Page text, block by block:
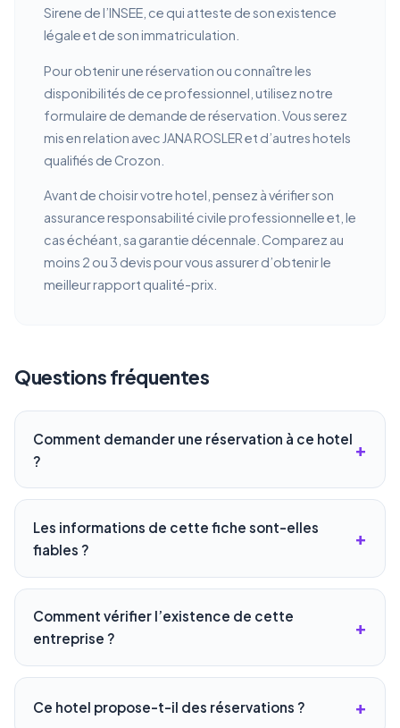
Sirene de l’INSEE, ce qui atteste de son existence
légale et de son immatriculation.
Pour obtenir une réservation ou connaître les
disponibilités de ce professionnel, utilisez notre
formulaire de demande de réservation. Vous serez
mis en relation avec JANA ROSLER et d’autres hotels
qualifiés de Crozon.
Avant de choisir votre hotel, pensez à vérifier son
assurance responsabilité civile professionnelle et, le
cas échéant, sa garantie décennale. Comparez au
moins 2 ou 3 devis pour vous assurer d’obtenir le
meilleur rapport qualité-prix.
Questions fréquentes
Comment demander une réservation à ce hotel
?
Les informations de cette fiche sont-elles
fiables ?
Comment vérifier l’existence de cette
entreprise ?
Ce hotel propose-t-il des réservations ?